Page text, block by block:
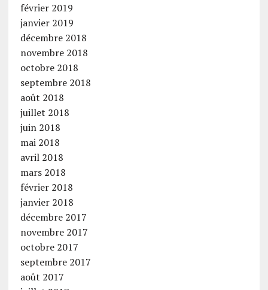
février 2019
janvier 2019
décembre 2018
novembre 2018
octobre 2018
septembre 2018
août 2018
juillet 2018
juin 2018
mai 2018
avril 2018
mars 2018
février 2018
janvier 2018
décembre 2017
novembre 2017
octobre 2017
septembre 2017
août 2017